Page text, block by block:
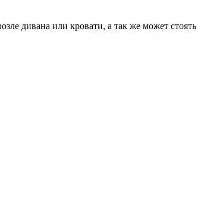
дивана или кровати, а так же может стоять